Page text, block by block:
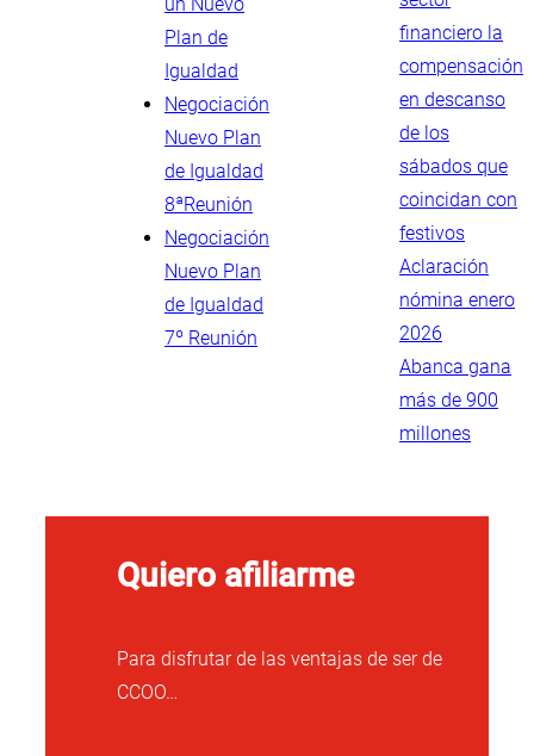
Plan de
Igualdad
Negociación
Nuevo Plan
de Igualdad
8ªReunión
Negociación
Nuevo Plan
de Igualdad
7º Reunión
financiero la
compensación
en descanso
de los
sábados que
coincidan con
festivos
Aclaración
nómina enero
2026
Abanca gana
más de 900
millones
Quiero afiliarme
Para disfrutar de las ventajas de ser de
CCOO…